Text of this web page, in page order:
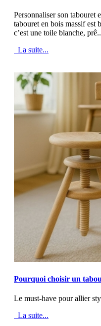
Personnaliser son tabouret
tabouret en bois massif est
c’est une toile blanche,
La suite...
Pourquoi choisir un
Le must-have pour allier
La suite...